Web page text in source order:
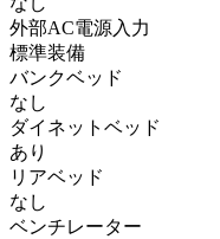
外部AC電源入力
標準装備
バンクベッド
なし
ダイネットベッド
あり
リアベッド
なし
ベンチレーター